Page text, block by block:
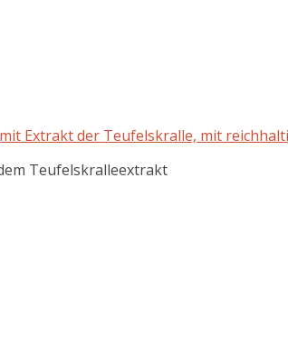
Extrakt der Teufelskralle, mit
Teufelskralleextrakt